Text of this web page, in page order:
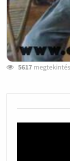
5617megtekintés